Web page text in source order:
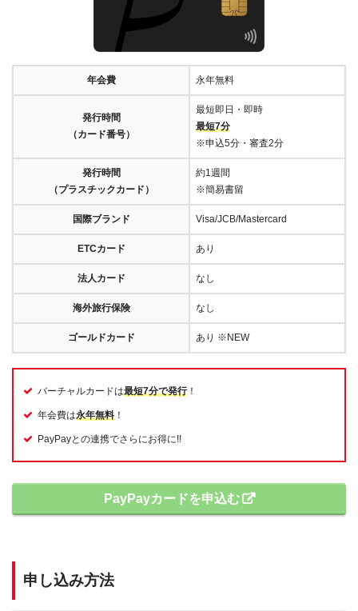
年会費 永年無料
発行時間
（カード番号）
最短即日・即時
最短7分
※申込5分・審査2分
発行時間
（プラスチックカード）
約1週間
※簡易書留
国際ブランド Visa/JCB/Mastercard
ETCカード あり
法人カード なし
海外旅行保険 なし
ゴールドカード あり ※NEW
バーチャルカードは最短7分で発行！
年会費は永年無料 ！
PayPayとの連携でさらにお得に!!
PayPayカードを申込む
申し込み方法